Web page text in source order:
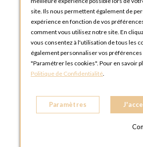
76800 Saint-Etienne-du-
FRANCE
Téléphone :+33 2 35 08
OPTIONS
6 rue Gaye Marie, ZAC de Saint-
31300 Toulouse
FRANCE
OPTIONS MC
site. Ils nous permettent également de
expérience en fonction de vos
comment vous utilisez notre site. En
vous consentez à l'utilisation de tous les
également personnaliser vos
"Paramétrer les cookies". Pour en savoir
Politique de Confidentialité.
Paramètres